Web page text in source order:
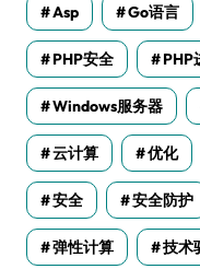
Asp Go语言
PHP安全 PHP
Windows服务器
云计算 优化
安全 安全防护
弹性计算 技术